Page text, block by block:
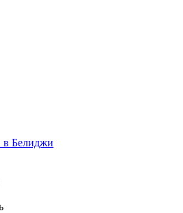
в Белиджи